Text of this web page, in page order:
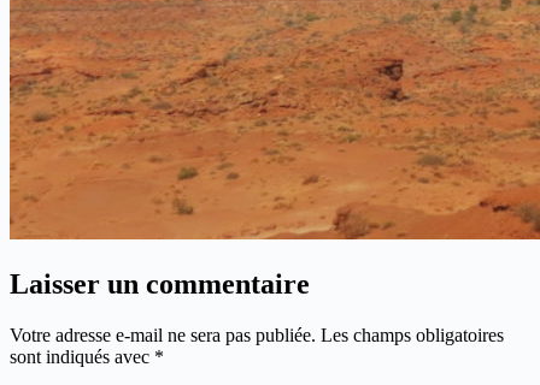
Laisser un commentaire
Votre adresse e-mail ne sera pas publiée. Les champs obligatoires
sont indiqués avec *